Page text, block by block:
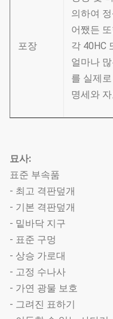
포장
의하여
어쨌든
각 40HC
얼마나
를 실제
명세와 자
묘사:
표준 부속품
- 최고 격판덮개
- 기본 격판덮개
- 밑바닥 지구
- 표준 구멍
- 상승 가로대
- 고정 수나사
- 가연 광물 보호
- 그려진 표하기